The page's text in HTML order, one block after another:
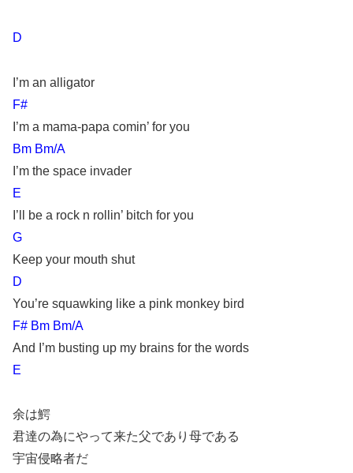
D
I’m an alligator
F#
I’m a mama-papa comin’ for you
Bm Bm/A
I’m the space invader
E
I’ll be a rock n rollin’ bitch for you
G
Keep your mouth shut
D
You’re squawking like a pink monkey bird
F# Bm Bm/A
And I’m busting up my brains for the words
E
余は鰐
君達の為にやって来た父であり母である
宇宙侵略者だ